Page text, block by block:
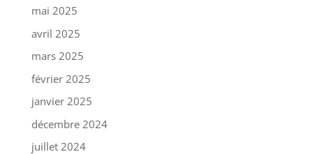
mai 2025
avril 2025
mars 2025
février 2025
janvier 2025
décembre 2024
juillet 2024